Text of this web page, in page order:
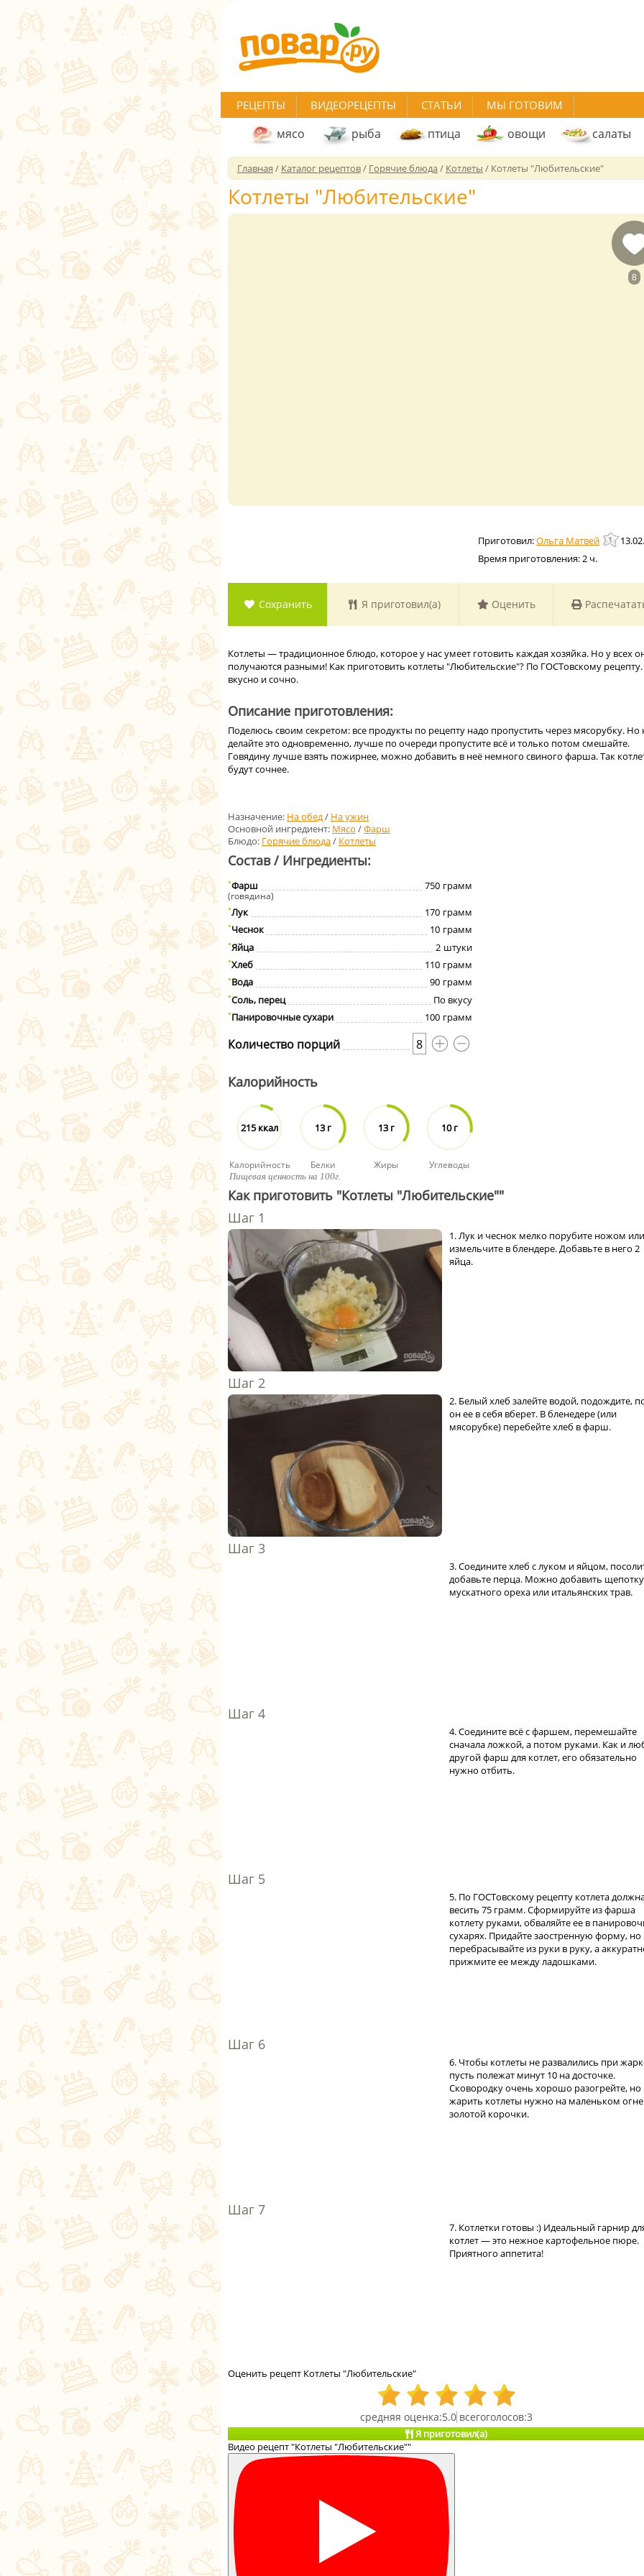
РЕЦЕПТЫ ВИДЕОРЕЦЕПТЫ СТАТЬИ МЫ ГОТОВИМ
мясо рыба птица овощи салаты
Главная / Каталог рецептов/ Горячие блюда/ Котлеты / Котлеты "Любительские"
Котлеты "Любительские"
8
Ольга Матвей
Время приготовления:2 ч.
Сохранить Я приготовил(а) Оценить
Котлеты — традиционное блюдо, которое у нас умеет готовить каждая хозяйка. Но у всех
получаются разными! Как приготовить котлеты "Любительские"? По ГОСТовскому
вкусно и сочно.
Описание приготовления:
Поделюсь своим секретом: все продукты по рецепту надо пропустить через мясорубку. Но
делайте это одновременно, лучше по очереди пропустите всё и только потом смешайте.
Говядину лучше взять пожирнее, можно добавить в неё немного свиного фарша. Так
будут сочнее.
Назначение: На обед/ На ужин
Основной ингредиент: Мясо /Фарш
Блюдо: Горячие блюда/ Котлеты
Состав / Ингредиенты:
Фарш 750 грамм
(говядина)
Лук 170 грамм
Чеснок
10 грамм
Яйца
2 штуки
Хлеб
110 грамм
Вода
90 грамм
Соль, перец
По вкусу
Панировочные сухари
100 грамм
Количество порций 8
Калорийность
215 ккал
Калорийность
13 г
Белки
13 г
Жиры
10 г
Углеводы
Пищевая ценность на 100г.
Как приготовить "Котлеты "Любительские""
1. Лук и чеснок мелко порубите ножом или
измельчите в блендере. Добавьте в него 2
яйца.
2. Белый хлеб залейте водой, подождите,
он ее в себя вберет. В бленедере (или
мясорубке) перебейте хлеб в фарш.
3. Соедините хлеб с луком и яйцом,
добавьте перца. Можно добавить щепотку
мускатного ореха или итальянских трав.
4. Соедините всё с фаршем, перемешайте
сначала ложкой, а потом руками. Как и
другой фарш для котлет, его обязательно
нужно отбить.
5. По ГОСТовскому рецепту котлета
весить 75 грамм. Сформируйте из фарша
котлету руками, обваляйте ее в
сухарях. Придайте заостренную форму, но
перебрасывайте из руки в руку, а
прижмите ее между ладошками.
6. Чтобы котлеты не развалились при
пусть полежат минут 10 на досточке.
Сковородку очень хорошо разогрейте, но
жарить котлеты нужно на маленьком
золотой корочки.
7. Котлетки готовы :) Идеальный гарнир
котлет — это нежное картофельное пюре.
Приятного аппетита!
Оценить рецепт Котлеты "Любительские"
5.0 3
Я приготовил(а)
Видео рецепт "Котлеты "Любительские""